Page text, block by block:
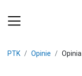
PTK Opinie